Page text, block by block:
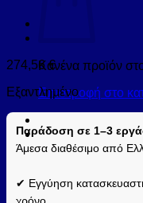
Κανένα προϊόν
Επιστροφή στο
274,56€
Εξαντλημένο
Παράδοση σε 1–3
Άμεσα διαθέσιμο από
✔ Εγγύηση